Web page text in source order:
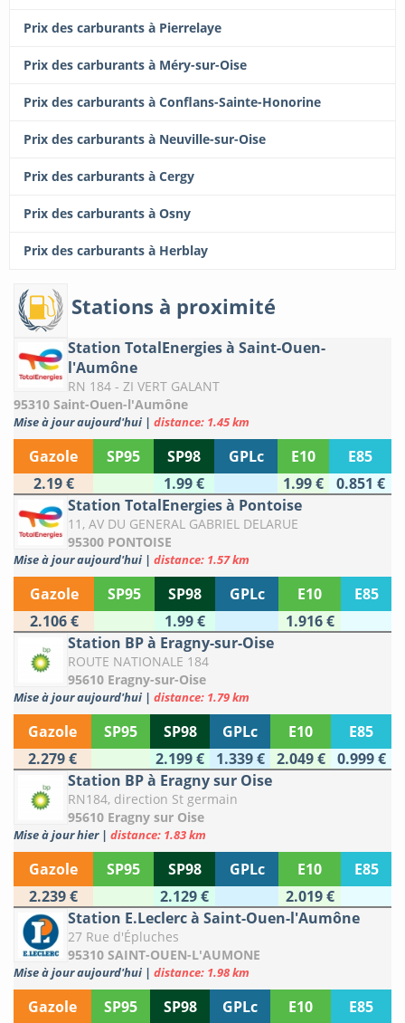
Prix des carburants à Pierrelaye
Prix des carburants à Méry-sur-Oise
Prix des carburants à Conflans-Sainte-Honorine
Prix des carburants à Neuville-sur-Oise
Prix des carburants à Cergy
Prix des carburants à Osny
Prix des carburants à Herblay
Stations à proximité
Station TotalEnergies à Saint-Ouen-
l'Aumône
RN 184 - ZI VERT GALANT
95310 Saint-Ouen-l'Aumône
Mise à jour aujourd'hui | distance: 1.45 km
Gazole SP95 SP98 GPLc E10
E85
2.19 €
1.99 € 1.99 €
0.851 €
Station TotalEnergies à Pontoise
11, AV DU GENERAL GABRIEL DELARUE
95300 PONTOISE
Mise à jour aujourd'hui | distance: 1.57 km
Gazole SP95 SP98 GPLc E10
E85
2.106 €
1.99 €
1.916 €
Station BP à Eragny-sur-Oise
ROUTE NATIONALE 184
95610 Eragny-sur-Oise
Mise à jour aujourd'hui | distance: 1.79 km
Gazole SP95 SP98 GPLc E10
E85
2.279 €
2.199 € 1.339 € 2.049 €
0.999 €
Station BP à Eragny sur Oise
RN184, direction St germain
95610 Eragny sur Oise
Mise à jour hier | distance: 1.83 km
Gazole SP95 SP98 GPLc E10
E85
2.239 €
2.129 €
2.019 €
Station E.Leclerc à Saint-Ouen-l'Aumône
27 Rue d'Épluches
95310 SAINT-OUEN-L'AUMONE
Mise à jour aujourd'hui | distance: 1.98 km
Gazole SP95 SP98 GPLc E10
E85